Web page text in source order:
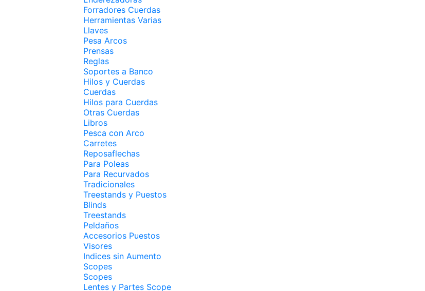
Forradores Cuerdas
Herramientas Varias
Llaves
Pesa Arcos
Prensas
Reglas
Soportes a Banco
Hilos y Cuerdas
Cuerdas
Hilos para Cuerdas
Otras Cuerdas
Libros
Pesca con Arco
Carretes
Reposaflechas
Para Poleas
Para Recurvados
Tradicionales
Treestands y Puestos
Blinds
Treestands
Peldaños
Accesorios Puestos
Visores
Indices sin Aumento
Scopes
Scopes
Lentes y Partes Scope